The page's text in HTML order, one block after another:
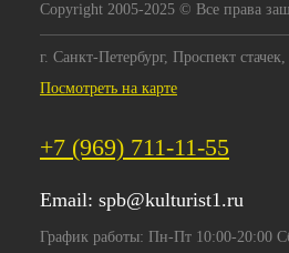
Copyright 2005-2025 © Все права
г. Санкт-Петербург, Проспект
Посмотреть на карте
+7 (969) 711-11-55
Email: spb@kulturist1.ru
График работы: Пн-Пт 10:00-20:00